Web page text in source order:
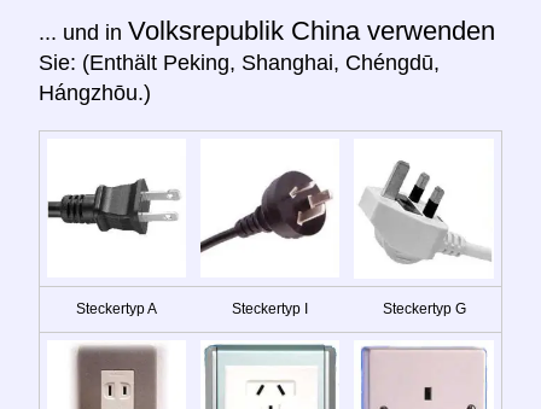
... und in Volksrepublik China verwenden
Sie: (Enthält Peking, Shanghai, Chéngdū,
Hángzhōu.)
Steckertyp A Steckertyp I Steckertyp G